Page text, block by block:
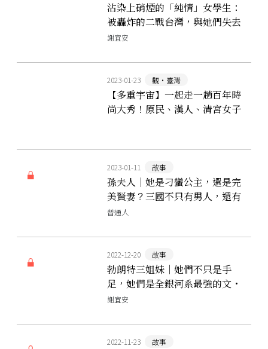
沾染上硝煙的「純情」女學生：
被轟炸的二戰台灣，與她們失去
的青春
謝宜安
2023-01-23 觀‧臺灣
【多重宇宙】一起走一趟百年時
尚大秀！原民、漢人、清宮女子
2023-01-11 故事
孫夫人｜她是刁蠻公主，還是完
美賢妻？三國不只有男人，還有
一個渴望掌握命運的奇女子
普通人
2022-12-20 故事
勃朗特三姐妹｜她們不只是手
足，她們是全銀河系最強的文・
學・團・體
謝宜安
2022-11-23 故事